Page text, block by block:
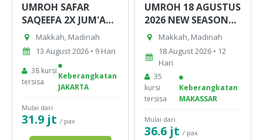
UMROH SAFAR
SAQEEFA 2X JUM'AT
13 AGUSTUS 2026
Makkah, Madinah
13 August 2026 • 9 Hari
38 kursi
tersisa
Keberangkatan
JAKARTA
Mulai dari
31.9 jt / pax
UMROH 18 AGUSTUS
2026 NEW SEASON
1448 H BY GARUDA
INDONESIA
Makkah, Madinah
18 August 2026 • 12
Hari
35
kursi
tersisa
Keberangkatan
MAKASSAR
Mulai dari
36.6 jt / pax